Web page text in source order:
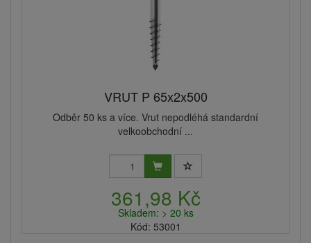
VRUT P 65x2x500
Odběr 50 ks a více. Vrut nepodléhá standardní
velkoobchodní ...
361,98 Kč
Skladem: > 20 ks
Kód: 53001